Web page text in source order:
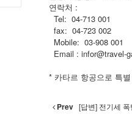
연락처 :
Tel: 04-713 001
fax: 04-723 002
Mobile: 03-908 001
Email : infor@travel-
* 카타르 항공으로 특
Prev [답변] 전기세